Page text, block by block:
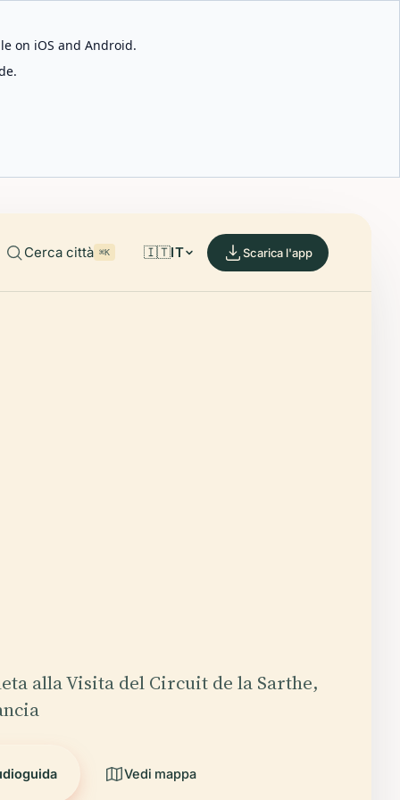
on iOS and Android.
Cerca città ⌘K 🇮🇹IT Scarica l'app
alla Visita del Circuit de la Sarthe,
Vedi mappa